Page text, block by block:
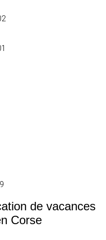
de vacances
Corse